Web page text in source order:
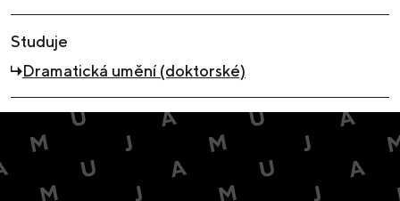
Studuje
Dramatická umění (doktorské)